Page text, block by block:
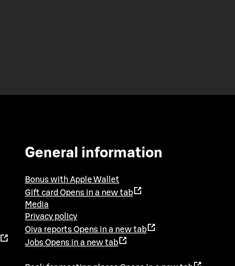
General information
Bonus with Apple Wallet
Gift card Opens in a new tab
Media
Privacy policy
Oiva reports Opens in a new tab
Jobs Opens in a new tab